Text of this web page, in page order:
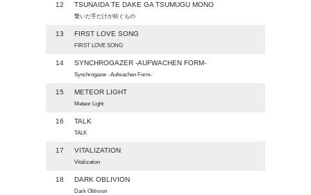
12 TSUNAIDA TE DAKE GA TSUMUGU MONO
繋いだ手だけが紡ぐもの
13 FIRST LOVE SONG
FIRST LOVE SONG
14 SYNCHROGAZER -AUFWACHEN FORM-
Synchrogazer -Aufwachen Form-
15 METEOR LIGHT
Meteor Light
16 TALK
TALK
17 VITALIZATION
Vitalization
18 DARK OBLIVION
Dark Oblivion